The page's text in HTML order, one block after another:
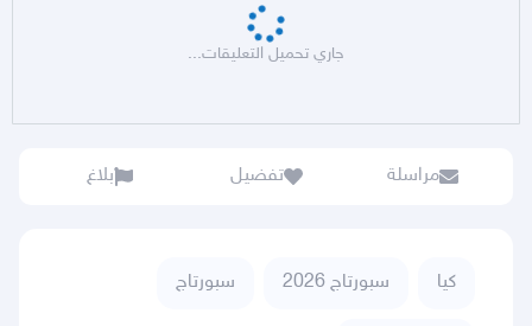
جاري تحميل التعليقات...
مراسلة تفضيل بلاغ
كيا سبورتاج 2026 سبورتاج